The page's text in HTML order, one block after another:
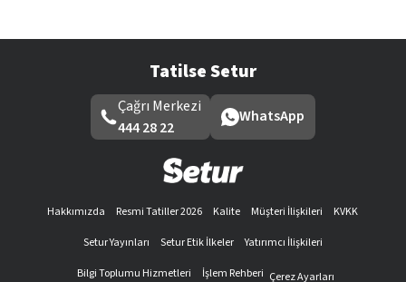
Tatilse Setur
Çağrı Merkezi
444 28 22
WhatsApp
Hakkımızda Resmi Tatiller 2026 Kalite Müşteri İlişkileri
KVKK
Setur Yayınları
Setur Etik İlkeler
Yatırımcı İlişkileri
Bilgi Toplumu Hizmetleri
İşlem Rehberi Çerez Ayarları